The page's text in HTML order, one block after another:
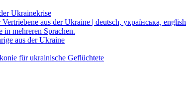
Ukrainekrise
aus der Ukraine | deutsch, українська, english
in mehreren Sprachen.
aus der Ukraine
für ukrainische Geflüchtete